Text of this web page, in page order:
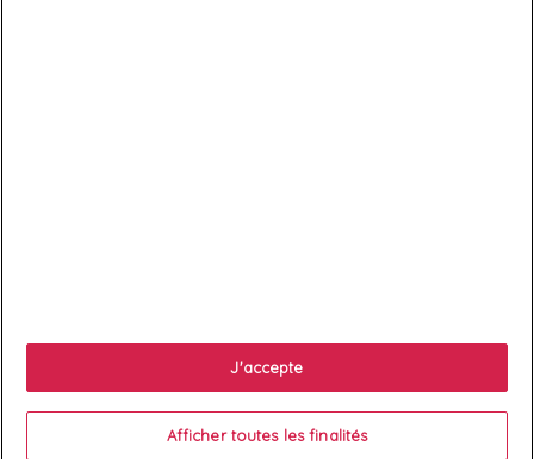
Votre compte 
J'accepte
Afficher toutes les finalités